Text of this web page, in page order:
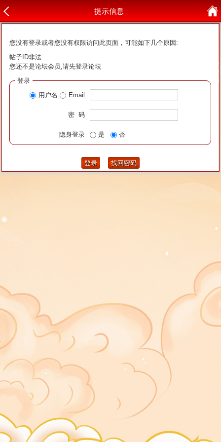
提示信息
您没有登录或者您没有权限访问此页面，可能如下几个原因:
帖子ID非法
您还不是论坛会员,请先登录论坛
登录
用户名
Email
密 码
隐身登录 是 否